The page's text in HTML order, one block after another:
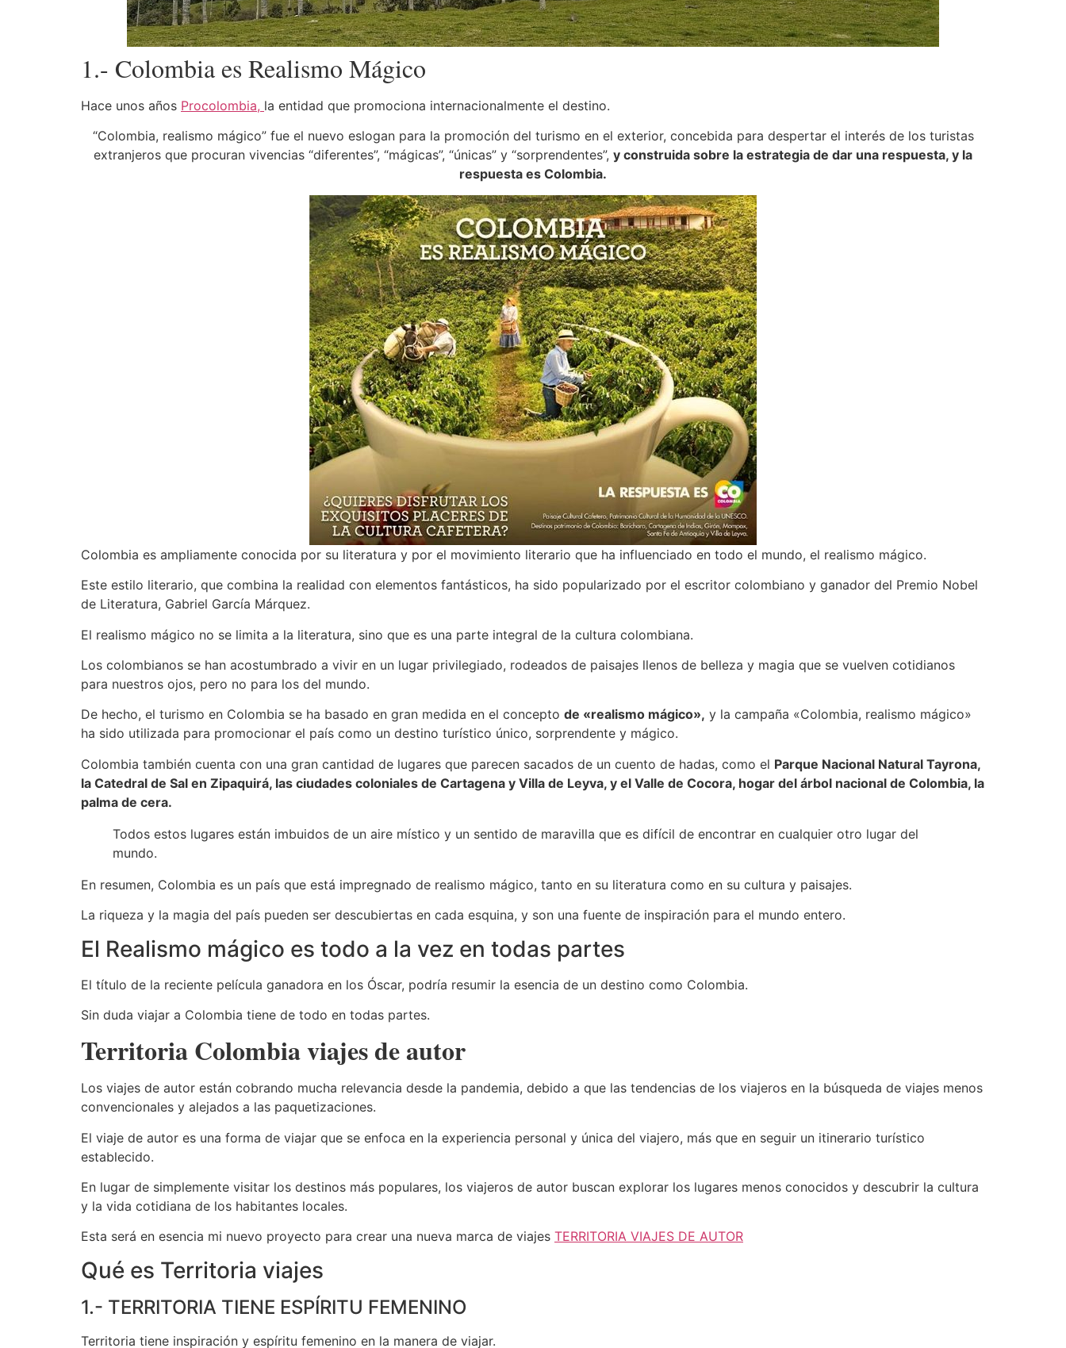
1.- Colombia es Realismo Mágico
Hace unos años Procolombia, la entidad que promociona internacionalmente el destino.
“Colombia, realismo mágico” fue el nuevo eslogan para la promoción del turismo en el exterior, concebida para despertar el interés de los turistas
extranjeros que procuran vivencias “diferentes”, “mágicas”, “únicas” y “sorprendentes”, y construida sobre la estrategia de dar una respuesta, y la
respuesta es Colombia.
Colombia es ampliamente conocida por su literatura y por el movimiento literario que ha influenciado en todo el mundo, el realismo mágico.
Este estilo literario, que combina la realidad con elementos fantásticos, ha sido popularizado por el escritor colombiano y ganador del Premio Nobel
de Literatura, Gabriel García Márquez.
El realismo mágico no se limita a la literatura, sino que es una parte integral de la cultura colombiana.
Los colombianos se han acostumbrado a vivir en un lugar privilegiado, rodeados de paisajes llenos de belleza y magia que se vuelven cotidianos
para nuestros ojos, pero no para los del mundo.
De hecho, el turismo en Colombia se ha basado en gran medida en el concepto de «realismo mágico», y la campaña «Colombia, realismo mágico»
ha sido utilizada para promocionar el país como un destino turístico único, sorprendente y mágico.
Colombia también cuenta con una gran cantidad de lugares que parecen sacados de un cuento de hadas, como el Parque Nacional Natural Tayrona,
la Catedral de Sal en Zipaquirá, las ciudades coloniales de Cartagena y Villa de Leyva, y el Valle de Cocora, hogar del árbol nacional de Colombia, la
palma de cera.
Todos estos lugares están imbuidos de un aire místico y un sentido de maravilla que es difícil de encontrar en cualquier otro lugar del
mundo.
En resumen, Colombia es un país que está impregnado de realismo mágico, tanto en su literatura como en su cultura y paisajes.
La riqueza y la magia del país pueden ser descubiertas en cada esquina, y son una fuente de inspiración para el mundo entero.
El Realismo mágico es todo a la vez en todas partes
El título de la reciente película ganadora en los Óscar, podría resumir la esencia de un destino como Colombia.
Sin duda viajar a Colombia tiene de todo en todas partes.
Territoria Colombia viajes de autor
Los viajes de autor están cobrando mucha relevancia desde la pandemia, debido a que las tendencias de los viajeros en la búsqueda de viajes menos
convencionales y alejados a las paquetizaciones.
El viaje de autor es una forma de viajar que se enfoca en la experiencia personal y única del viajero, más que en seguir un itinerario turístico
establecido.
En lugar de simplemente visitar los destinos más populares, los viajeros de autor buscan explorar los lugares menos conocidos y descubrir la cultura
y la vida cotidiana de los habitantes locales.
Esta será en esencia mi nuevo proyecto para crear una nueva marca de viajes TERRITORIA VIAJES DE AUTOR
Qué es Territoria viajes
1.- TERRITORIA TIENE ESPÍRITU FEMENINO
Territoria tiene inspiración y espíritu femenino en la manera de viajar.